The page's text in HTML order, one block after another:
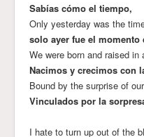
Sabías cómo el tiempo,
Only yesterday was the
solo ayer fue el momento
We were born and raised in
Nacimos y crecimos con
Bound by the surprise of
Vinculados por la
I hate to turn up out of the